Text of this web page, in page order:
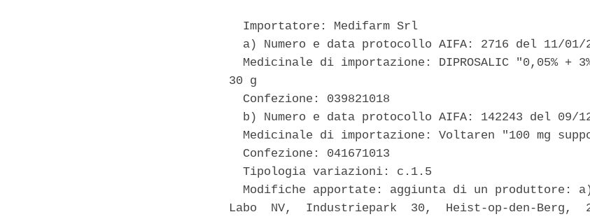
  Importatore: Medifarm Srl
a) Numero e data protocollo AIFA: 2716 del 11/01/
Medicinale di importazione: DIPROSALIC "0,05% +
30 g
  Confezione: 039821018
b) Numero e data protocollo AIFA: 142243 del 09/
Medicinale di importazione: Voltaren "100 mg
  Confezione: 041671013
  Tipologia variazioni: c.1.5
Modifiche apportate: aggiunta di un produttore:
Labo  NV,  Industriepark  30,  Heist-op-den-Berg,